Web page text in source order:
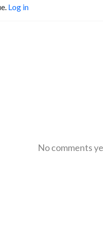
Log in
No comments